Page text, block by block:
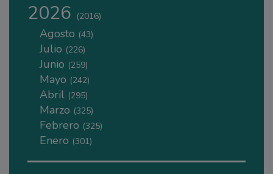
2026 (2016)
Agosto (43)
Julio (226)
Junio (259)
Mayo (242)
Abril (295)
Marzo (325)
Febrero (325)
Enero (301)